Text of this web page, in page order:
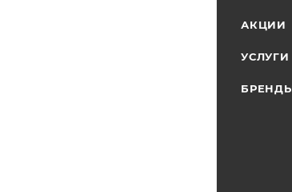
АКЦИИ
УСЛУГИ